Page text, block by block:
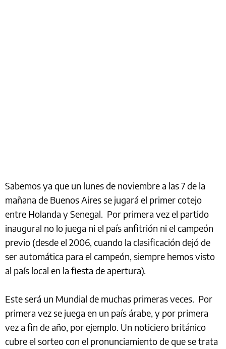
Sabemos ya que un lunes de noviembre a las 7 de la
mañana de Buenos Aires se jugará el primer cotejo
entre Holanda y Senegal. Por primera vez el partido
inaugural no lo juega ni el país anfitrión ni el campeón
previo (desde el 2006, cuando la clasificación dejó de
ser automática para el campeón, siempre hemos visto
al país local en la fiesta de apertura).
Este será un Mundial de muchas primeras veces. Por
primera vez se juega en un país árabe, y por primera
vez a fin de año, por ejemplo. Un noticiero británico
cubre el sorteo con el pronunciamiento de que se trata